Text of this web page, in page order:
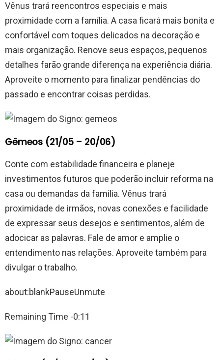
Vênus trará reencontros especiais e mais
proximidade com a família. A casa ficará mais bonita e
confortável com toques delicados na decoração e
mais organização. Renove seus espaços, pequenos
detalhes farão grande diferença na experiência diária.
Aproveite o momento para finalizar pendências do
passado e encontrar coisas perdidas.
Gêmeos (21/05 – 20/06)
Conte com estabilidade financeira e planeje
investimentos futuros que poderão incluir reforma na
casa ou demandas da família. Vênus trará
proximidade de irmãos, novas conexões e facilidade
de expressar seus desejos e sentimentos, além de
adocicar as palavras. Fale de amor e amplie o
entendimento nas relações. Aproveite também para
divulgar o trabalho.
about:blankPauseUnmute
Remaining Time -0:11